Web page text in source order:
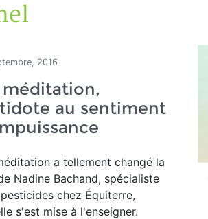
2016
méditation,
au sentiment
a tellement changé la
Nadine Bachand, spécialiste
chez Équiterre,
s'est mise à l'enseigner.